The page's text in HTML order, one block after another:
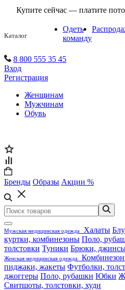
Купите сейчас — платите
Каталог
Одеть
команду
8 800 555 35 45
Вход
Регистрация
Женщинам
Мужчинам
Обувь
Бренды Образы Акции %
Мужская медицинская одежда Халаты
куртки, комбинезоны Поло,
толстовки Туники Брюки,
Женская медицинская одежда
пиджаки, жакеты Футболки,
джоггеры Поло, рубашки Юбки
Свитшоты, толстовки, худи